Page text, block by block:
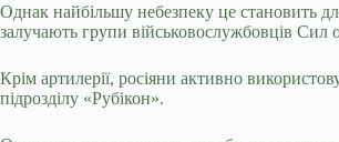
Однак найбільшу небезпеку це становить
залучають групи військовослужбовців Сил
Крім артилерії, росіяни активно
підрозділу «Рубікон».